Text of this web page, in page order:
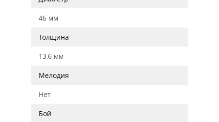
46 мм
Толщина
13,6 мм
Мелодия
Нет
Бой